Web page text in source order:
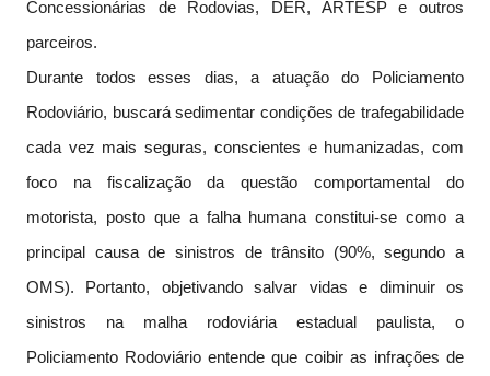
Concessionárias de Rodovias, DER, ARTESP e outros
parceiros.
Durante todos esses dias, a atuação do Policiamento
Rodoviário, buscará sedimentar condições de trafegabilidade
cada vez mais seguras, conscientes e humanizadas, com
foco na fiscalização da questão comportamental do
motorista, posto que a falha humana constitui-se como a
principal causa de sinistros de trânsito (90%, segundo a
OMS). Portanto, objetivando salvar vidas e diminuir os
sinistros na malha rodoviária estadual paulista, o
Policiamento Rodoviário entende que coibir as infrações de